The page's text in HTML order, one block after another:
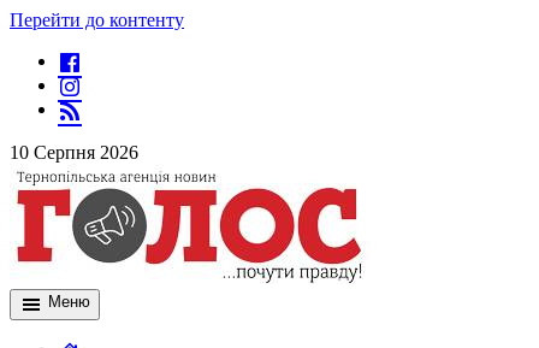
Перейти до контенту
10 Серпня 2026
Меню